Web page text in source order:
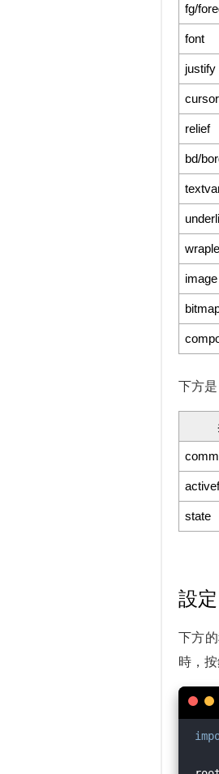
fg/
font
justify
cursor
relief
bd/
image
下方
state
設
下方
時，